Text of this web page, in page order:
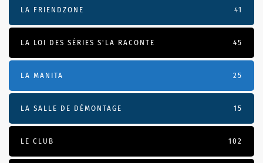
LA FRIENDZONE 41
LA LOI DES SÉRIES S'LA RACONTE 45
LA MANITA 25
LA SALLE DE DÉMONTAGE 15
LE CLUB 102